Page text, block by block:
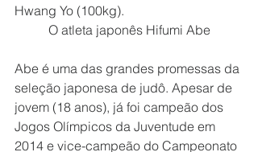
Hwang Yo (100kg).
O atleta japonês Hifumi Abe
Abe é uma das grandes promessas da
seleção japonesa de judô. Apesar de
jovem (18 anos), já foi campeão dos
Jogos Olímpicos da Juventude em
2014 e vice-campeão do Campeonato